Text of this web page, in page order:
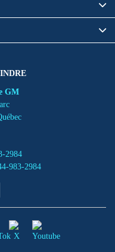
GM
2984
983-2984